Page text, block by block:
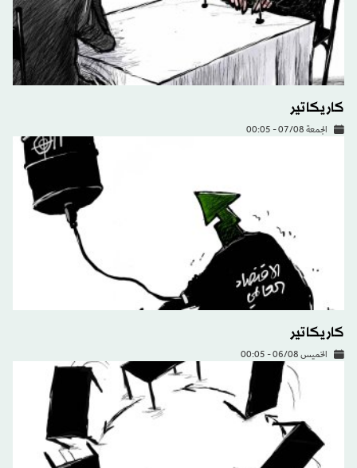
كاريكاتير
الجمعة 07/08 - 00:05
كاريكاتير
الخميس 06/08 - 00:05